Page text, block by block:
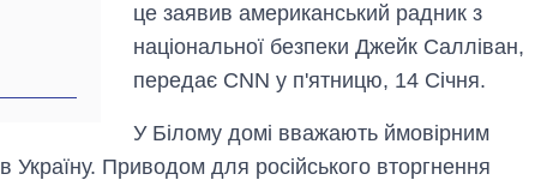
це заявив американський радник з
національної безпеки Джейк Салліван,
передає CNN у п'ятницю, 14 Січня.
У Білому домі вважають ймовірним
в Україну. Приводом для російського вторгнення